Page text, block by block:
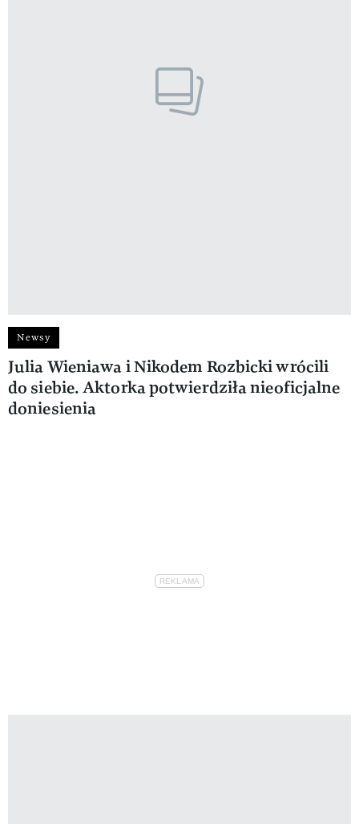
Newsy
Julia Wieniawa i Nikodem Rozbicki wrócili
do siebie. Aktorka potwierdziła nieoficjalne
doniesienia